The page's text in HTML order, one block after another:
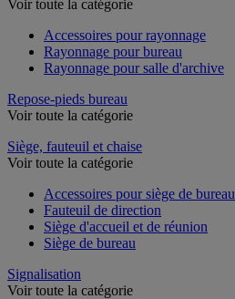
Voir toute la catégorie
Accessoires pour rayonnage
Rayonnage pour bureau
Rayonnage pour salle d'archive
Repose-pieds bureau
Voir toute la catégorie
Siège, fauteuil et chaise
Voir toute la catégorie
Accessoires pour siège de bureau
Fauteuil de direction
Siège d'accueil et de réunion
Siège de bureau
Signalisation
Voir toute la catégorie